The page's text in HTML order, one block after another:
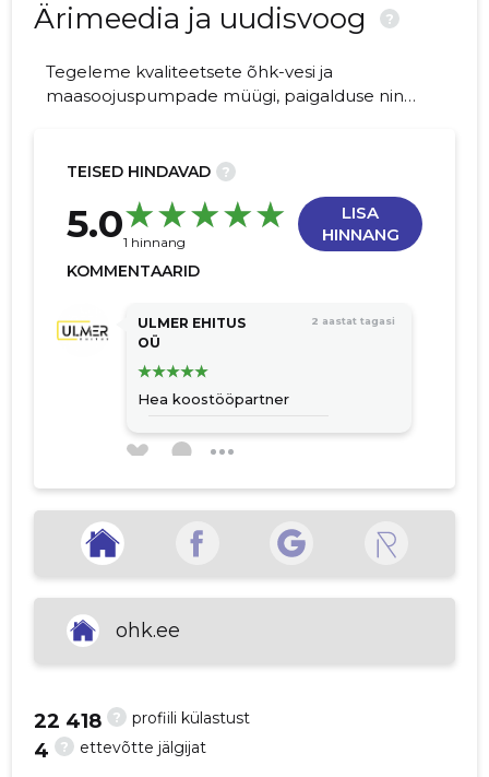
Ärimeedia ja uudisvoog ?
Tegeleme kvaliteetsete õhk-vesi ja
maasoojuspumpade müügi, paigalduse ning
kliimalahendusi.
TEISED HINDAVAD ?
5.01 hinnang
LISA
HINNANG
KOMMENTAARID
ULMER EHITUS
OÜ
2 aastat tagasi
Hea koostööpartner
ohk.ee
? profiili külastust
22 418
? ettevõtte jälgijat
4